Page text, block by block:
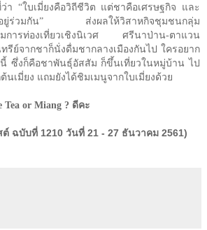
า “ใบเมี่ยงคือวิถีชีวิต แต่ชาคือเศรษฐกิจ และ
ยู่ร่วมกัน”
ส่งผลให้วิสาหกิจชุมชนกลุ่ม
การท่องเที่ยวเชิงนิเวศ ศรีนาป่าน-ตาแวน
รีย์จากชาก็นั่งดื่มชากลางเมืองกันไป ใครอยาก
ซึ่งก็คือชาพันธุ์อัสสัม ก็ขึ้นเที่ยวในหมู่บ้าน ไป
เมี่ยง แถมยังได้ชิมเมนูจากใบเมี่ยงด้วย
Tea or Miang ? ดีคะ
ฉบับที่ 1210 วันที่ 21 - 27 ธันวาคม 2561)